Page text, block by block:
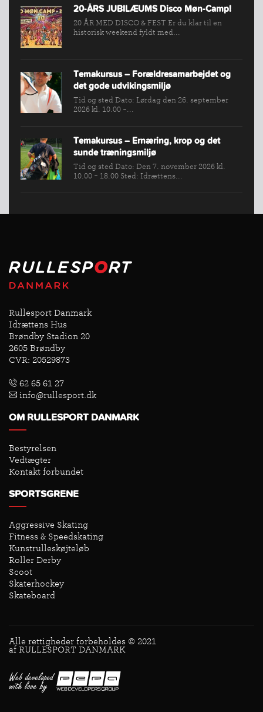
20-ÅRS JUBILÆUMS Disco Møn-Camp!
20 ÅR MED DISCO & FEST Er du klar til en
historisk weekend fyldt med...
Temakursus – Forældresamarbejdet og
det gode udvikingsmiljø
Tid og sted Dato: Lørdag den 26. september
2026 kl. 10.00 -...
Temakursus – Ernæring, krop og det
sunde træningsmiljø
Tid og sted Dato: Den 7. november 2026 kl.
10.00 - 18.00 Sted: Idrættens...
Rullesport Danmark
Idrættens Hus
Brøndby Stadion 20
2605 Brøndby
CVR: 20529873
62 65 61 27
info@rullesport.dk
OM RULLESPORT DANMARK
Bestyrelsen
Vedtægter
Kontakt forbundet
SPORTSGRENE
Aggressive Skating
Fitness & Speedskating
Kunstrulleskøjteløb
Roller Derby
Scoot
Skaterhockey
Skateboard
Alle rettigheder forbeholdes © 2021
af RULLESPORT DANMARK